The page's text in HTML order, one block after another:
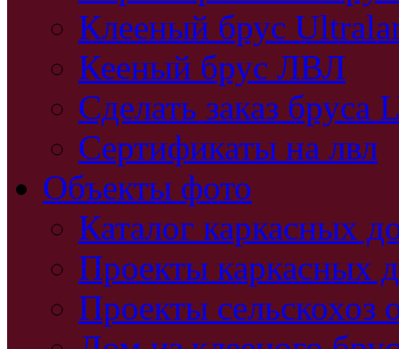
Клееный брус
Кееный брус ЛВЛ
Сделать заказ бруса
Сертификаты на лвл
Объекты фото
Каталог каркасных
Проекты каркасных
Проекты сельскохоз